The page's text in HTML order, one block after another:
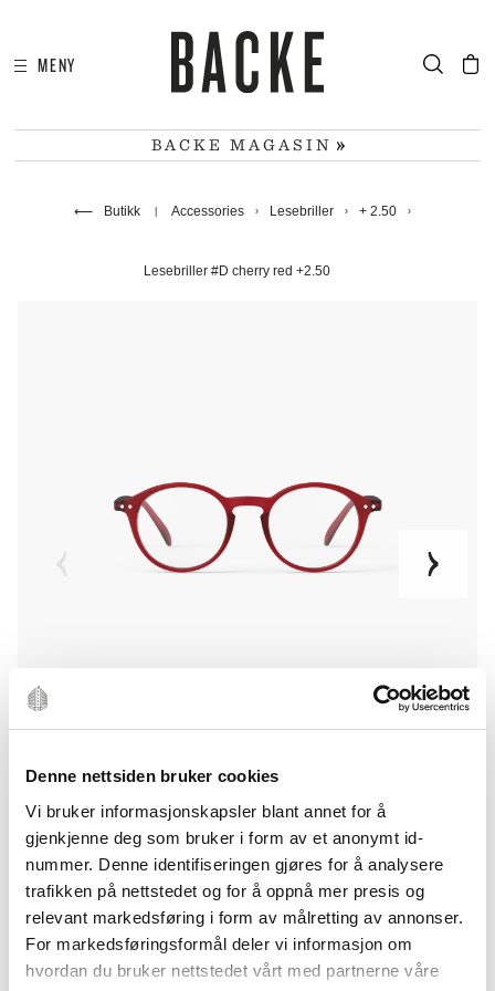
Denne nettsiden bruker cookies
Vi bruker informasjonskapsler blant annet for å
gjenkjenne deg som bruker i form av et anonymt id-
nummer. Denne identifiseringen gjøres for å analysere
trafikken på nettstedet og for å oppnå mer presis og
relevant markedsføring i form av målretting av annonser.
For markedsføringsformål deler vi informasjon om
hvordan du bruker nettstedet vårt med partnerne våre
MENY
BACKE MAGASIN
⟵ Butikk Accessories Lesebriller + 2.50
Lesebriller #D cherry red +2.50